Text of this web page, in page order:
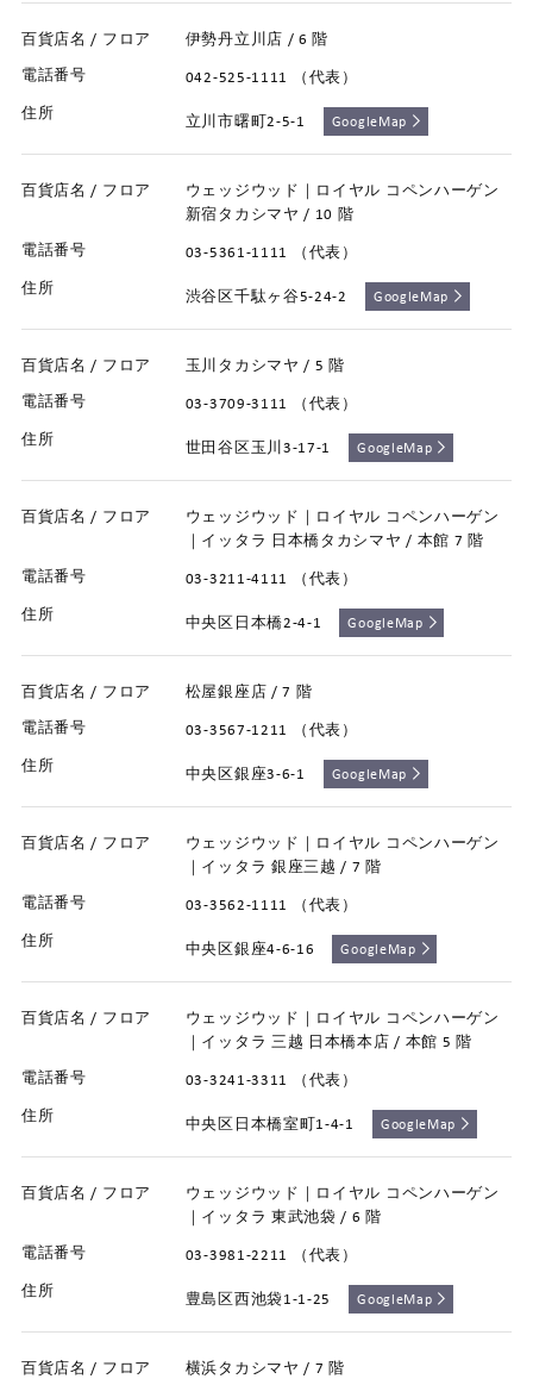
伊勢丹立川店 / 6 階
042-525-1111 （代表）
立川市曙町2-5-1 GoogleMap
ウェッジウッド｜ロイヤル コペンハーゲン
新宿タカシマヤ / 10 階
03-5361-1111 （代表）
渋谷区千駄ヶ谷5-24-2 GoogleMap
玉川タカシマヤ / 5 階
03-3709-3111 （代表）
世田谷区玉川3-17-1 GoogleMap
ウェッジウッド｜ロイヤル コペンハーゲン
｜イッタラ 日本橋タカシマヤ / 本館 7 階
03-3211-4111 （代表）
中央区日本橋2-4-1 GoogleMap
松屋銀座店 / 7 階
03-3567-1211 （代表）
中央区銀座3-6-1 GoogleMap
ウェッジウッド｜ロイヤル コペンハーゲン
｜イッタラ 銀座三越 / 7 階
03-3562-1111 （代表）
中央区銀座4-6-16 GoogleMap
ウェッジウッド｜ロイヤル コペンハーゲン
｜イッタラ 三越 日本橋本店 / 本館 5 階
03-3241-3311 （代表）
中央区日本橋室町1-4-1 GoogleMap
ウェッジウッド｜ロイヤル コペンハーゲン
｜イッタラ 東武池袋 / 6 階
03-3981-2211 （代表）
豊島区西池袋1-1-25 GoogleMap
横浜タカシマヤ / 7 階